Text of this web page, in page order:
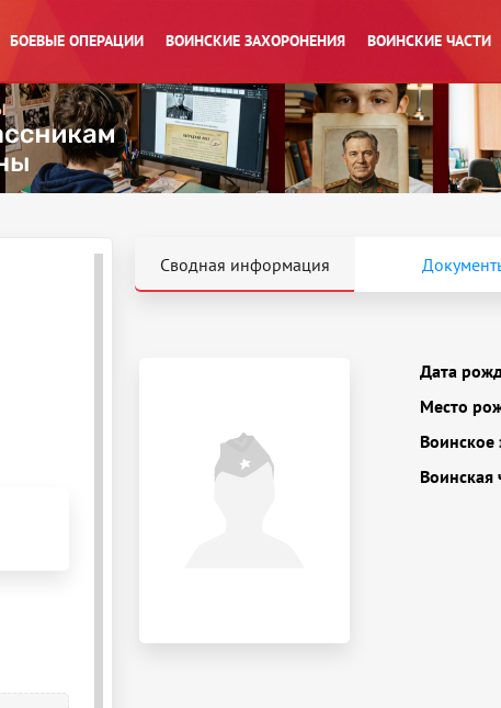
БОЕВЫЕ ОПЕРАЦИИ ВОИНСКИЕ ЗАХОРОНЕНИЯ ВОИНСКИЕ ЧАСТИ
Сводная информация
Дата
Место
Воинское
Воинская